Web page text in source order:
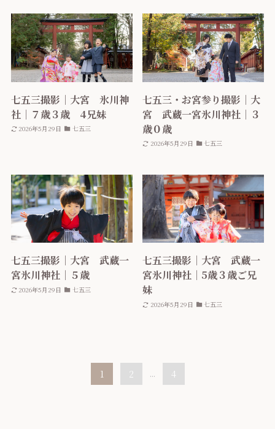
七五三撮影｜大宮 氷川神
社｜７歳３歳 4兄妹
2026年5月29日 七五三
七五三・お宮参り撮影｜大
宮 武蔵一宮氷川神社｜３
歳０歳
2026年5月29日 七五三
七五三撮影｜大宮 武蔵一
宮氷川神社｜５歳
2026年5月29日 七五三
七五三撮影｜大宮 武蔵一
宮氷川神社｜5歳３歳ご兄
妹
2026年5月29日 七五三
1 2 ... 4